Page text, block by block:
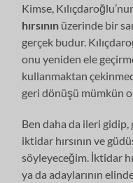
Kimse,
hırsının üzerinde bir
gerçek budur.
onu yeniden ele
kullanmaktan
geri dönüşü mümkün
Ben daha da ileri
iktidar hırsının ve
söyleyeceğim. İktidar
ya da adaylarının